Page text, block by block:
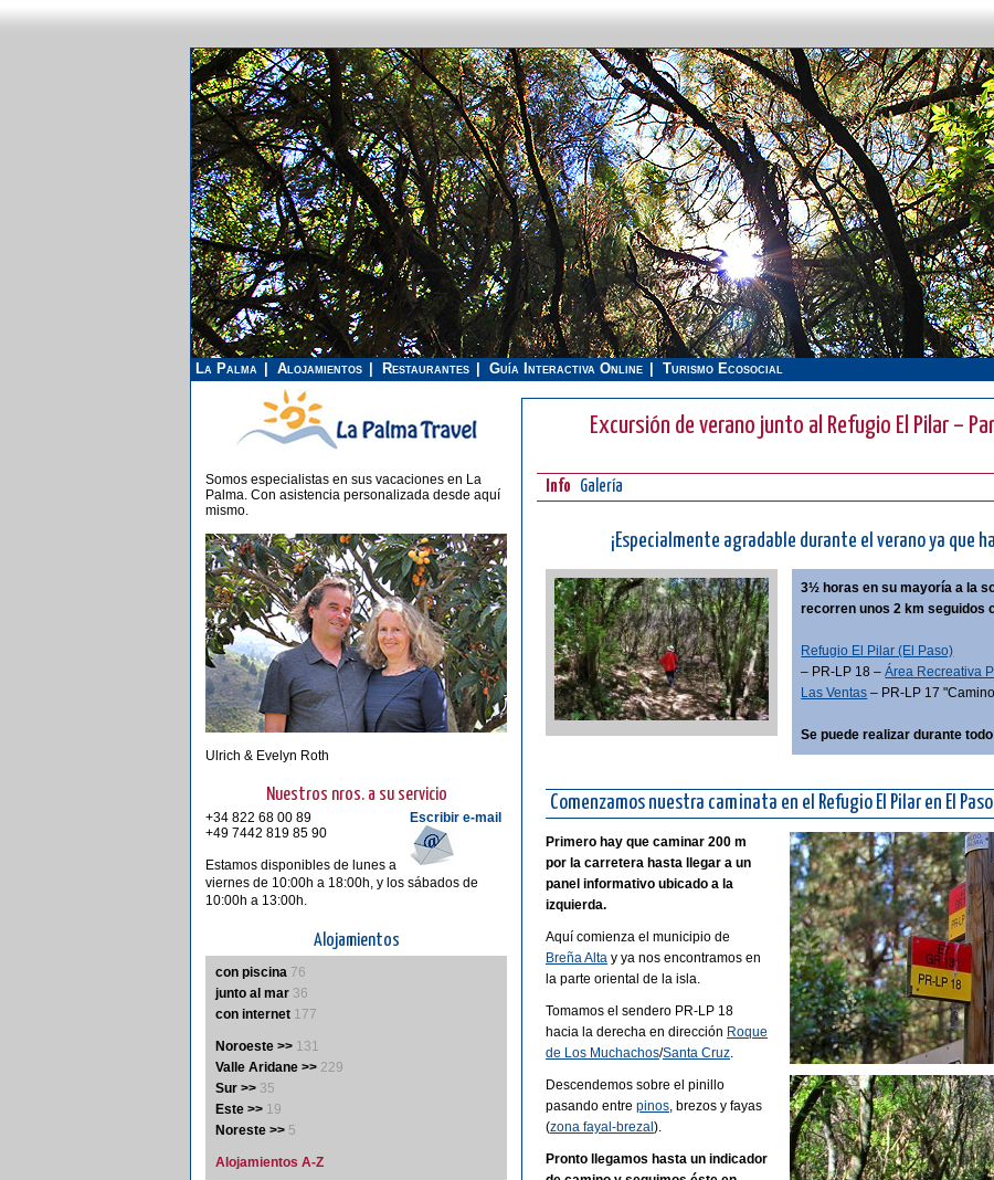
La Palma Alojamientos Restaurantes Guía Interactiva Online Turismo Ecosocial
Excursión de verano junto al Refugio El Pilar –
Info Galería
¡Especialmente agradable durante el verano ya que
3½ horas en su mayoría a la
recorren unos 2 km seguidos
Refugio El Pilar (El Paso)
– PR-LP 18 –Área Recreativa
Las Ventas – PR-LP 17
Se puede realizar durante
Comenzamos nuestra caminata en el Refugio El Pilar en El
Primero hay que caminar 200 m
por la carretera hasta llegar a un
panel informativo ubicado a la
izquierda.
Aquí comienza el municipio de
Breña Alta y ya nos encontramos en
la parte oriental de la isla.
Tomamos el sendero PR-LP 18
hacia la derecha en dirección Roque
de Los Muchachos/Santa Cruz.
Descendemos sobre el pinillo
pasando entre pinos, brezos y fayas
(zona fayal-brezal ).
Pronto llegamos hasta un indicador
Somos especialistas en sus vacaciones en La
Palma. Con asistencia personalizada desde aquí
mismo.
Ulrich & Evelyn Roth
Nuestros nros. a su servicio
Escribir e-mail
+34 822 68 00 89
+49 7442 819 85 90
Estamos disponibles de lunes a
viernes de 10:00h a 18:00h, y los sábados de
10:00h a 13:00h.
Alojamientos
con piscina 76
junto al mar 36
con internet 177
Noroeste >> 131
Valle Aridane >> 229
Sur >> 35
Este >> 19
Noreste >> 5
Alojamientos A-Z